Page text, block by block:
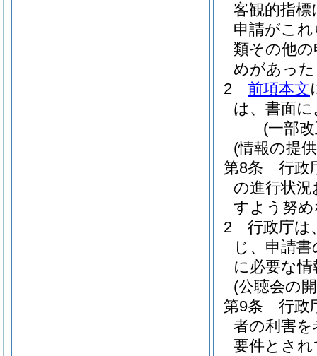
客観的指
申請がこ
類その他
めがあっ
2
前項本文
は、書面
(一部
(情報の提
第8条
行政
の進行状
すよう努
2
行政庁は
じ、申請
に必要な
(公聴会の
第9条
行政
者の利害
要件とさ